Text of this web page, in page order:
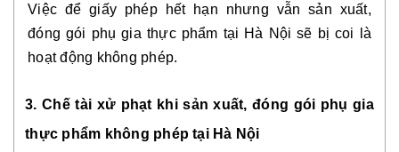
Việc để giấy phép hết hạn nhưng vẫn sản xuất,
đóng gói phụ gia thực phẩm tại Hà Nội sẽ bị coi là
hoạt động không phép.
3. Chế tài xử phạt khi sản xuất, đóng gói phụ gia
thực phẩm không phép tại Hà Nội